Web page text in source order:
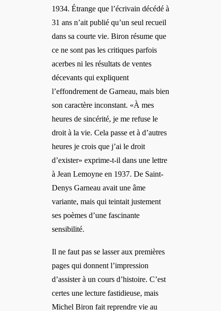
1934. Étrange que l’écrivain décédé à
31 ans n’ait publié qu’un seul recueil
dans sa courte vie. Biron résume que
ce ne sont pas les critiques parfois
acerbes ni les résultats de ventes
décevants qui expliquent
l’effondrement de Garneau, mais bien
son caractère inconstant. «À mes
heures de sincérité, je me refuse le
droit à la vie. Cela passe et à d’autres
heures je crois que j’ai le droit
d’exister» exprime-t-il dans une lettre
à Jean Lemoyne en 1937. De Saint-
Denys Garneau avait une âme
variante, mais qui teintait justement
ses poèmes d’une fascinante
sensibilité.
Il ne faut pas se lasser aux premières
pages qui donnent l’impression
d’assister à un cours d’histoire. C’est
certes une lecture fastidieuse, mais
Michel Biron fait reprendre vie au